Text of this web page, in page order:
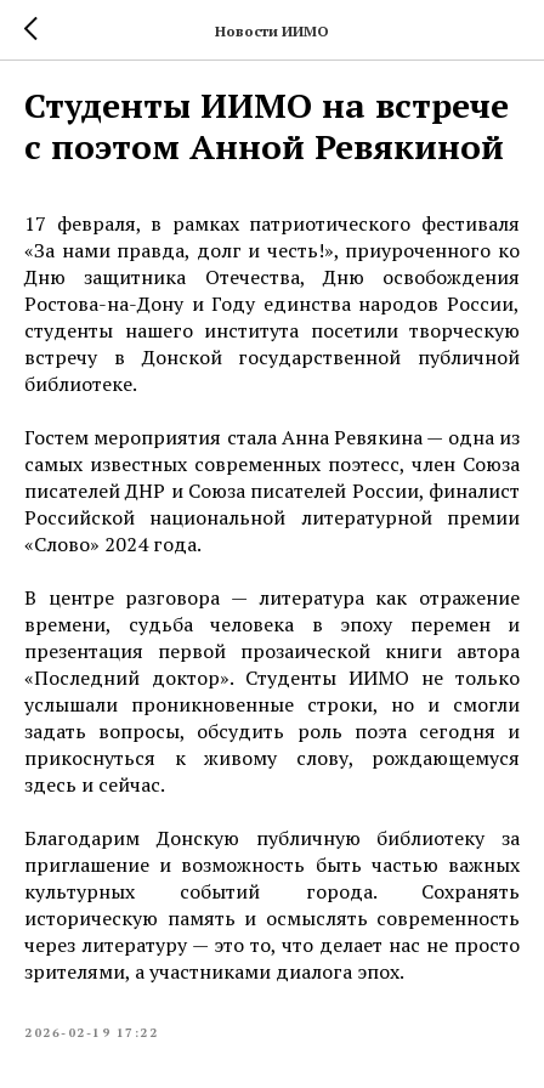
Новости ИИМО
Студенты ИИМО на встрече
с поэтом Анной Ревякиной
17 февраля, в рамках патриотического фестиваля
«За нами правда, долг и честь!», приуроченного ко
Дню защитника Отечества, Дню освобождения
Ростова-на-Дону и Году единства народов России,
студенты нашего института посетили творческую
встречу в Донской государственной публичной
библиотеке.
Гостем мероприятия стала Анна Ревякина — одна из
самых известных современных поэтесс, член Союза
писателей ДНР и Союза писателей России, финалист
Российской национальной литературной премии
«Слово» 2024 года.
В центре разговора — литература как отражение
времени, судьба человека в эпоху перемен и
презентация первой прозаической книги автора
«Последний доктор». Студенты ИИМО не только
услышали проникновенные строки, но и смогли
задать вопросы, обсудить роль поэта сегодня и
прикоснуться к живому слову, рождающемуся
здесь и сейчас.
Благодарим Донскую публичную библиотеку за
приглашение и возможность быть частью важных
культурных событий города. Сохранять
историческую память и осмыслять современность
через литературу — это то, что делает нас не просто
зрителями, а участниками диалога эпох.
2026-02-19 17:22